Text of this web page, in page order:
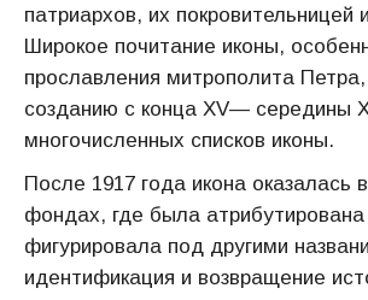
патриархов, их покровительницей
Широкое почитание иконы,
прославления митрополита Петра,
созданию с конца XV— середины
многочисленных списков иконы.
После 1917 года икона оказалась
фондах, где была
фигурировала под другими
идентификация и возвращение